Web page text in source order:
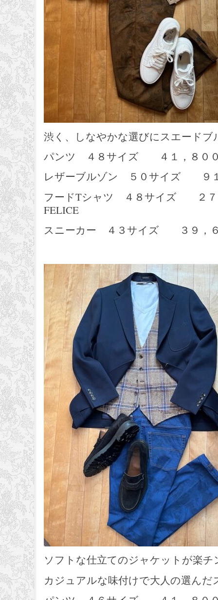
渋く、しなやかな選びにスエードブ
パンツ ４８サイズ ４１，８０
レザーブルゾン ５０サイズ ９
フードTシャツ ４８サイズ ２７
FELICE
スニーカー ４３サイズ ３９，
ソフトな仕立てのジャケットが楽チ
カジュアルな味付けで大人の選んだ